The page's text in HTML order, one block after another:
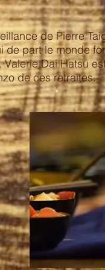
de Pierre
de part le monde
Valerie Dai Hatsu
de ces retraites.